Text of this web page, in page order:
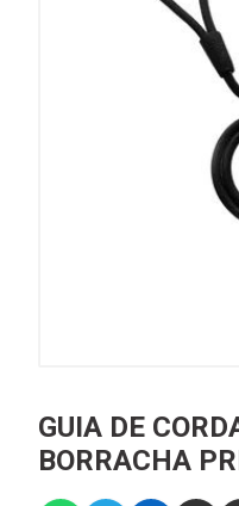
GUIA DE
BORRACHA